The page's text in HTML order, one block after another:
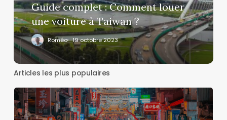
à
Taiwan
?
Guide complet : Comment louer
une voiture à Taiwan ?
Roméo 19 octobre 2023
Articles les plus populaires